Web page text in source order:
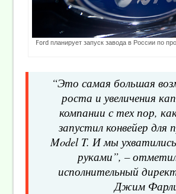
Ford планирует запуск завода в России по
“Это самая большая
роста и увеличения
компании с тех пор,
запустил конвейер для
Model T. И мы
руками”, –
исполнительный
Джим